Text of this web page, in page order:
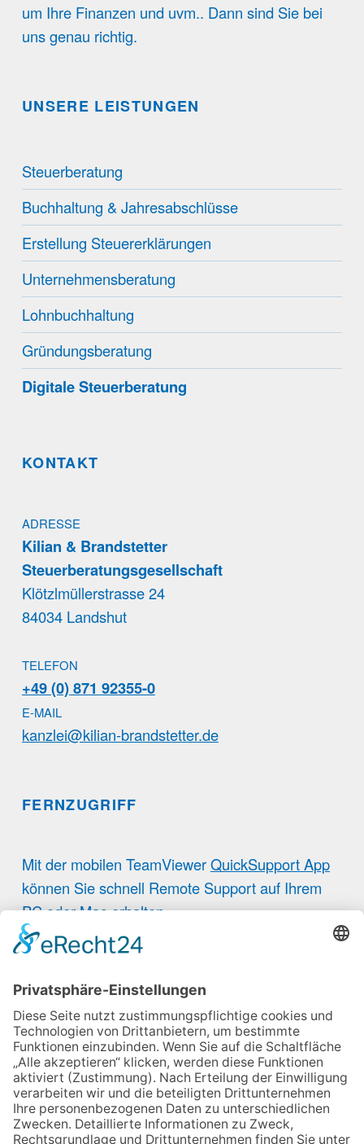
um Ihre Finanzen und uvm.. Dann sind Sie bei
uns genau richtig.
UNSERE LEISTUNGEN
Steuerberatung
Buchhaltung & Jahresabschlüsse
Erstellung Steuererklärungen
Unternehmensberatung
Lohnbuchhaltung
Gründungsberatung
Digitale Steuerberatung
KONTAKT
ADRESSE
Kilian & Brandstetter
Steuerberatungsgesellschaft
Klötzlmüllerstrasse 24
84034 Landshut
TELEFON
+49 (0) 871 92355-0
E-MAIL
kanzlei@kilian-brandstetter.de
FERNZUGRIFF
Mit der mobilen TeamViewerQuickSupport App
können Sie schnell Remote Support auf Ihrem
PC oder Mac erhalten.